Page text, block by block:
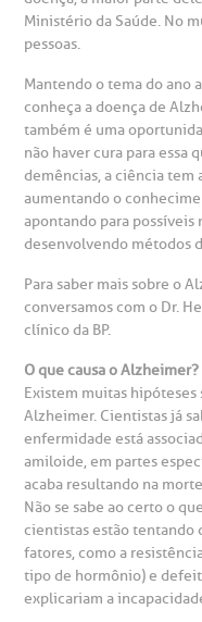
de
in antecipado
de Exames
SAC
A BP conta com você para
atendimento e dos serviços
A Ouvidoria e SAC são canais
suas dúvidas, registrar suas
Horário de atendimento: 2ª a
(11) 3505-1000
Saiba
Endereço:
Rua Maestro Cardim,
CEP: 01323-001 | Bela
São Paulo - SP
e Pesquisa
do médico
social da BP
corporativa
de atendimento
de Infarto SUS
de Visita
socorro
de cópia de
de Oncologia e
de Excelência
especialidades
Ministério da Saúde. No
pessoas.
Mantendo o tema do ano
conheça a doença de
também é uma
não haver cura para essa
demências, a ciência tem
aumentando o
apontando para
desenvolvendo métodos
Para saber mais sobre o
conversamos com o Dr.
clínico da BP.
O que causa o Alzheimer?
Existem muitas hipóteses
Alzheimer. Cientistas já
enfermidade está
amiloide, em partes
acaba resultando na
Não se sabe ao certo o
cientistas estão tentando
fatores, como a
tipo de hormônio) e
explicariam a